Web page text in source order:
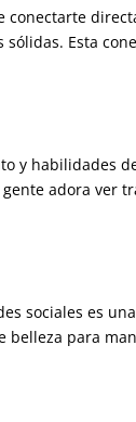
Esta
y habilidades
adora ver
sociales es
belleza para